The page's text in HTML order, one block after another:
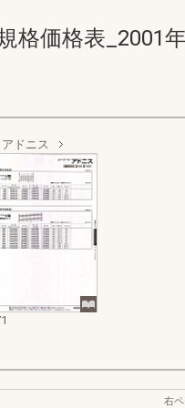
格価格表_2001
ドニス
右